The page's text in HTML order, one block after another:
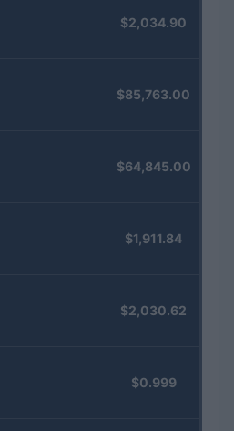
$2,034.90
$85,763.00
$64,845.00
$1,911.84
$2,030.62
$0.999